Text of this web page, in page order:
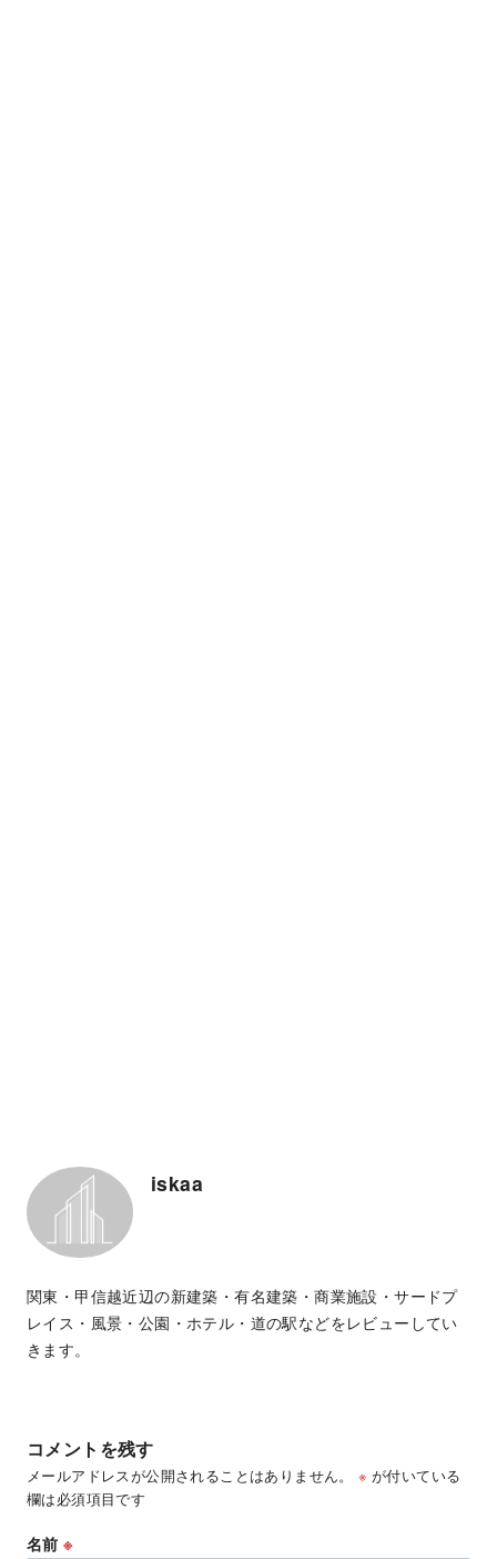
iskaa
関東・甲信越近辺の新建築・有名建築・商業施設・サードプ
レイス・風景・公園・ホテル・道の駅などをレビューしてい
きます。
コメントを残す
メールアドレスが公開されることはありません。 ※ が付いている
欄は必須項目です
名前※